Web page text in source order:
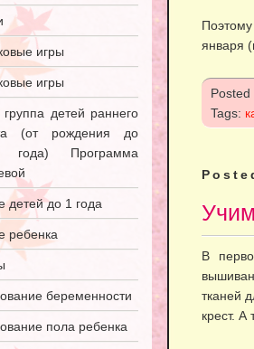
января
Tags:
В
тканей
крест. А
игры
игры
детей раннего
(от рождения до
года) Программа
детей до 1 года
ребенка
беременности
пола ребенка